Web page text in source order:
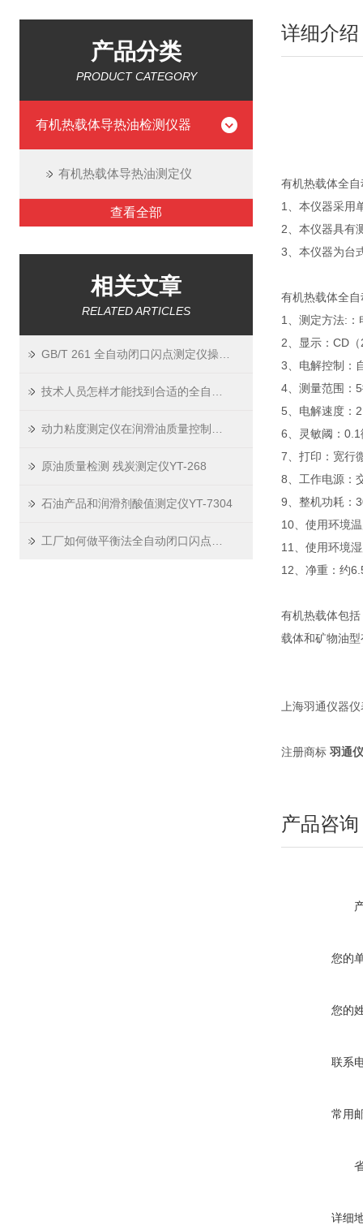
产品分类
PRODUCT CATEGORY
有机热载体导热油检测仪器
有机热载体导热油测定仪
查看全部
相关文章
RELATED ARTICLES
原油质量检测 残炭测定仪YT-268
石油产品和润滑剂酸值测定仪YT-7304
详细介绍
有机热载体全
1、本仪器采用
2、本仪器具有
3、本仪器为台
有机热载体全
1、测定方法:：
2、显示：CD
3、电解控制：
4、测量范围：
5、电解速度：
6、灵敏阈：
7、打印：宽行
8、工作电源：
9、整机功耗：
10、使用环境
11、使用环境
12、净重：约
有机热载体包
载体和矿物油
上海羽通仪器
注册商标 羽通
产品咨询
您的
您的
联系
常用
详细